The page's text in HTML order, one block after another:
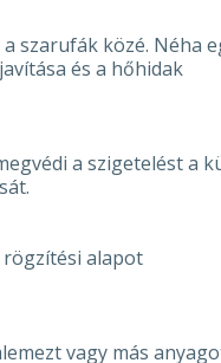
szarufák közé. Néha
és a hőhidak
a szigetelést a
rögzítési alapot
vagy más